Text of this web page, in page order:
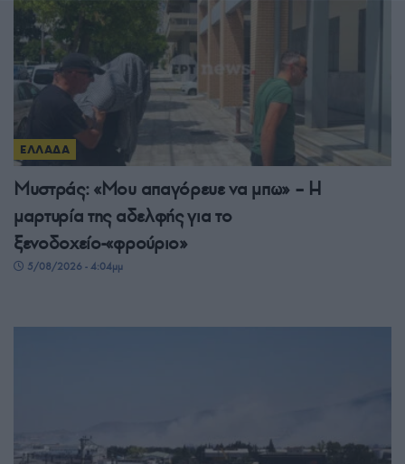
ΕΛΛΑΔΑ
Μυστράς: «Μου απαγόρευε να μπω» – Η
μαρτυρία της αδελφής για το
ξενοδοχείο-«φρούριο»
5/08/2026 - 4:04μμ